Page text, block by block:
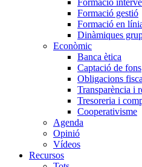
Formació
Formació gestió
Formació en
Dinàmiques
Econòmic
Banca ètica
Captació de fons
Obligacions
Transparència i
Tresoreria i
Cooperativisme
Agenda
Opinió
Vídeos
Recursos